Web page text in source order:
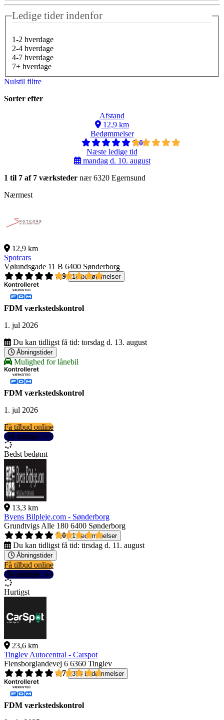
Ledige tider indenfor
1-2 hverdage
2-4 hverdage
4-7 hverdage
7+ hverdage
Nulstil filtre
Sorter efter
Afstand
12,9 km
Bedømmelser
5,0
Næste ledige tid
mandag d. 10. august
1 til 7 af 7 værksteder nær 6320 Egernsund
Nærmest
12,9 km
Spotcars
Vølundsgade 11 B 6400 Sønderborg
4,9
18 bedømmelser
FDM værkstedskontrol
1. jul 2026
Du kan tidligst få tid: torsdag d. 13. august
Åbningstider
Mulighed for lånebil
FDM værkstedskontrol
1. jul 2026
Få tilbud online
Se detaljer
Bedst bedømt
13,3 km
Byens Bilpleje.com - Sønderborg
Grundtvigs Alle 180 6400 Sønderborg
5,0
1 bedømmelser
Du kan tidligst få tid: tirsdag d. 11. august
Åbningstider
Få tilbud online
Se detaljer
Hurtigst
23,6 km
Tinglev Autocentral - Carspot
Flensborglandevej 6 6360 Tinglev
4,7
356 bedømmelser
FDM værkstedskontrol